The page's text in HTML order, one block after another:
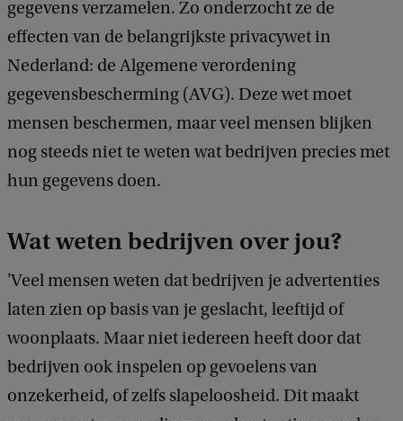
gegevens verzamelen. Zo onderzocht ze de
effecten van de belangrijkste privacywet in
Nederland: de Algemene verordening
gegevensbescherming (AVG). Deze wet moet
mensen beschermen, maar veel mensen blijken
nog steeds niet te weten wat bedrijven precies met
hun gegevens doen.
Wat weten bedrijven over jou?
'Veel mensen weten dat bedrijven je advertenties
laten zien op basis van je geslacht, leeftijd of
woonplaats. Maar niet iedereen heeft door dat
bedrijven ook inspelen op gevoelens van
onzekerheid, of zelfs slapeloosheid. Dit maakt